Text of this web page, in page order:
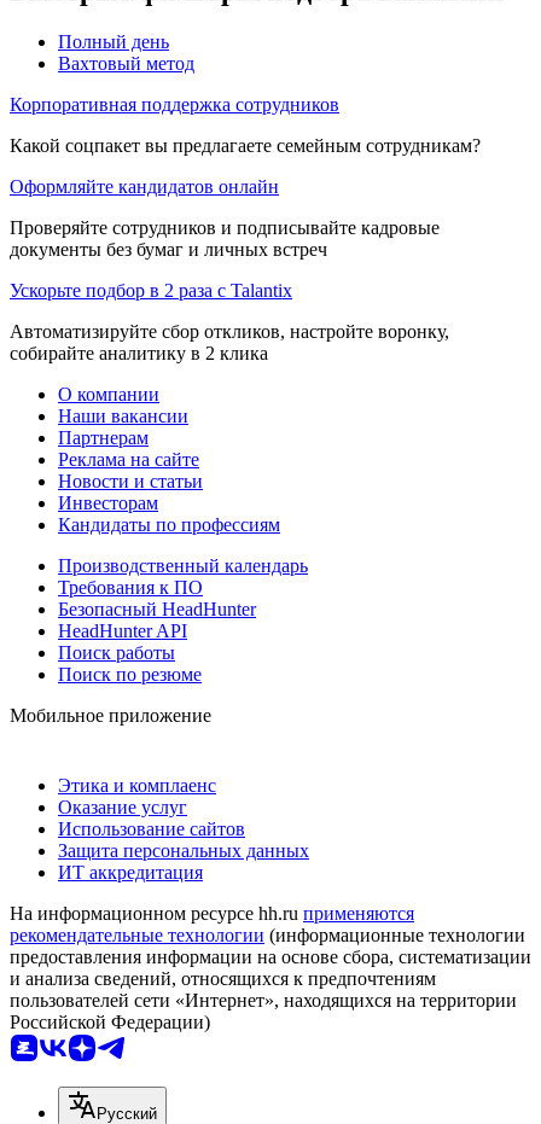
Полный день
Вахтовый метод
Корпоративная поддержка сотрудников
Какой соцпакет вы предлагаете семейным сотрудникам?
Оформляйте кандидатов онлайн
Проверяйте сотрудников и подписывайте кадровые
документы без бумаг и личных встреч
Ускорьте подбор в 2 раза с Talantix
Автоматизируйте сбор откликов, настройте воронку,
собирайте аналитику в 2 клика
О компании
Наши вакансии
Партнерам
Реклама на сайте
Новости и статьи
Инвесторам
Кандидаты по профессиям
Производственный календарь
Требования к ПО
Безопасный HeadHunter
HeadHunter API
Поиск работы
Поиск по резюме
Мобильное приложение
Этика и комплаенс
Оказание услуг
Использование сайтов
Защита персональных данных
ИТ аккредитация
На информационном ресурсе hh.ru применяются
рекомендательные технологии (информационные технологии
предоставления информации на основе сбора, систематизации
и анализа сведений, относящихся к предпочтениям
пользователей сети «Интернет», находящихся на территории
Российской Федерации)
Русский